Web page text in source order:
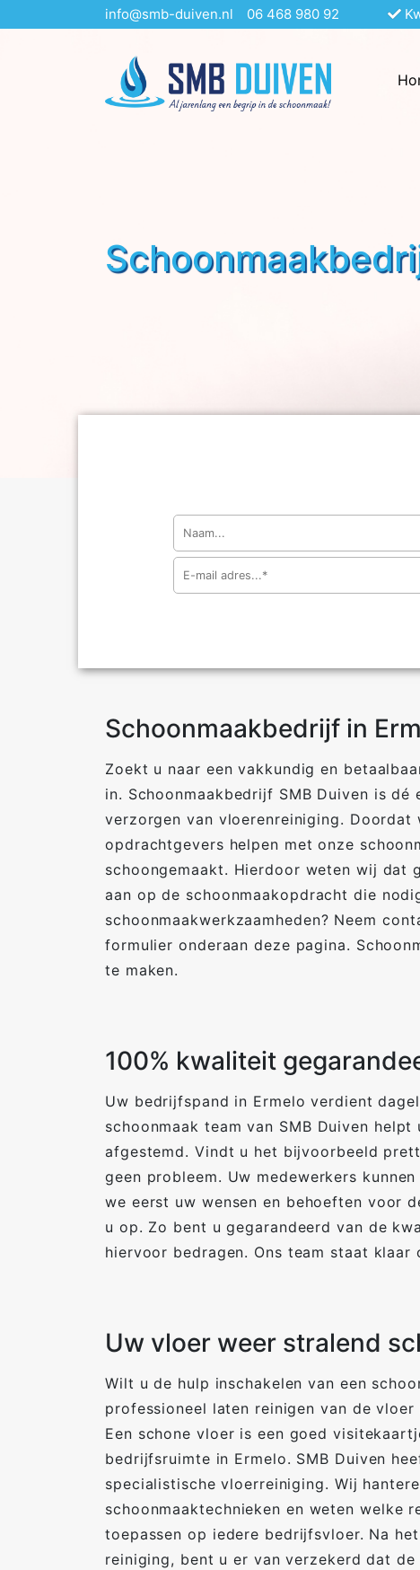
info@smb-duiven.nl 06 468 980 92
Schoonmaakbedrijf in
Zoekt u naar een vakkundig en
in. Schoonmaakbedrijf SMB Duiven is
verzorgen van vloerenreiniging.
opdrachtgevers helpen met onze
schoongemaakt. Hierdoor weten wij dat
aan op de schoonmaakopdracht die
schoonmaakwerkzaamheden? Neem
formulier onderaan deze pagina.
te maken.
100% kwaliteit
Uw bedrijfspand in Ermelo verdient
schoonmaak team van SMB Duiven
afgestemd. Vindt u het bijvoorbeeld
geen probleem. Uw medewerkers
we eerst uw wensen en behoeften voor
u op. Zo bent u gegarandeerd van de
hiervoor bedragen. Ons team staat klaar
Uw vloer weer stralend
Wilt u de hulp inschakelen van een
professioneel laten reinigen van de
Een schone vloer is een goed
bedrijfsruimte in Ermelo. SMB Duiven
specialistische vloerreiniging. Wij
schoonmaaktechnieken en weten welke
toepassen op iedere bedrijfsvloer. Na
reiniging, bent u er van verzekerd dat